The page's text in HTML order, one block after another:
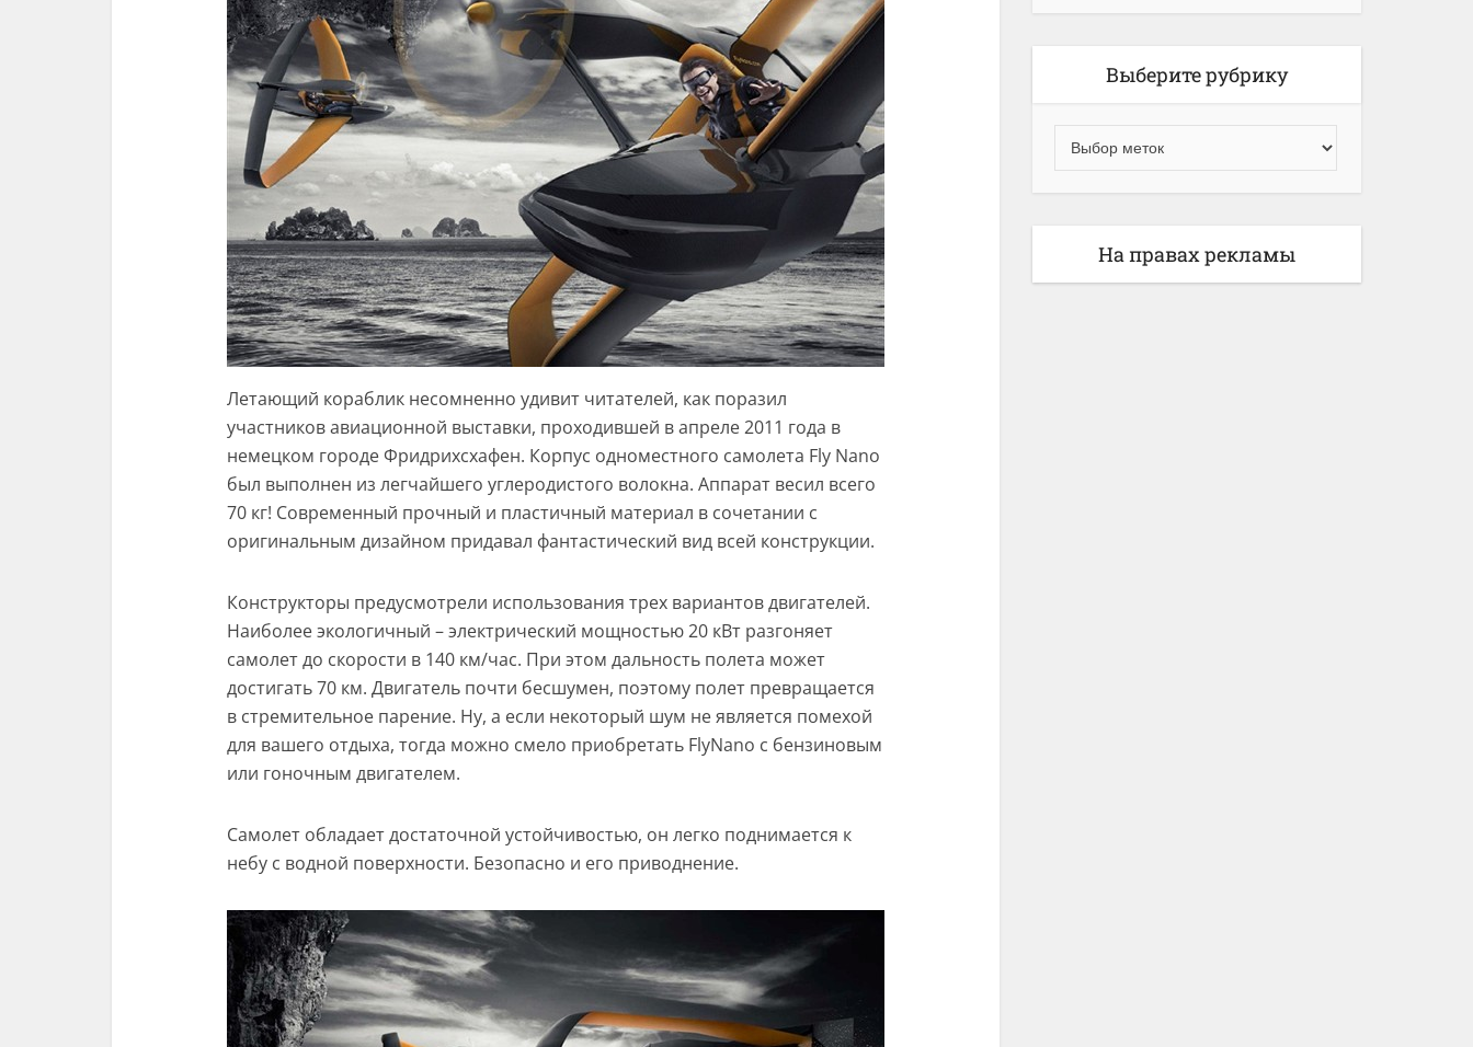
Летающий кораблик несомненно удивит читателей, как поразил
участников авиационной выставки, проходившей в апреле 2011 года в
немецком городе Фридрихсхафен. Корпус одноместного самолета Fly Nano
был выполнен из легчайшего углеродистого волокна. Аппарат весил всего
70 кг! Современный прочный и пластичный материал в сочетании с
оригинальным дизайном придавал фантастический вид всей конструкции.
Конструкторы предусмотрели использования трех вариантов двигателей.
Наиболее экологичный – электрический мощностью 20 кВт разгоняет
самолет до скорости в 140 км/час. При этом дальность полета может
достигать 70 км. Двигатель почти бесшумен, поэтому полет превращается
в стремительное парение. Ну, а если некоторый шум не является помехой
для вашего отдыха, тогда можно смело приобретать FlyNano с бензиновым
или гоночным двигателем.
Самолет обладает достаточной устойчивостью, он легко поднимается к
небу с водной поверхности. Безопасно и его приводнение.
Выберите рубрику
На правах рекламы